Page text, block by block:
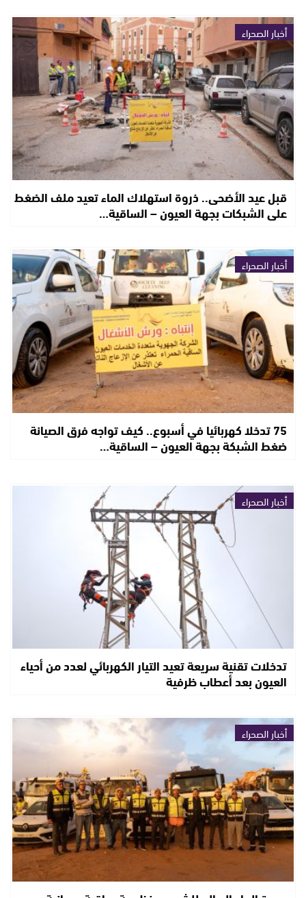
أخبار الصحراء
قبل عيد الأضحى.. ذروة استهلاك الماء تعيد ملف الضغط
على الشبكات بجهة العيون – الساقية…
أخبار الصحراء
75 تدخلا كهربائيا في أسبوع.. كيف تواجه فرق الصيانة
ضغط الشبكة بجهة العيون – الساقية…
أخبار الصحراء
تدخلات تقنية سريعة تعيد التيار الكهربائي لعدد من أحياء
العيون بعد أعطاب ظرفية
أخبار الصحراء